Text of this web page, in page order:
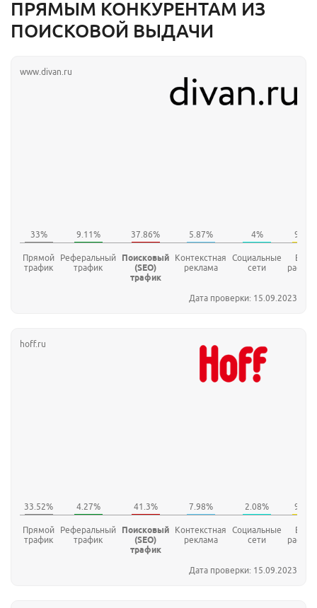
ПРЯМЫМ КОНКУРЕНТАМ ИЗ
ПОИСКОВОЙ ВЫДАЧИ
www.divan.ru
Прямой
трафик
Реферальный
трафик
Поисковый
(SEO)
трафик
Контекстная
реклама
Социальные
сети
E-
Дата проверки: 15.09.2023
hoff.ru
Прямой
трафик
Реферальный
трафик
Поисковый
(SEO)
трафик
Контекстная
реклама
Социальные
сети
E-
Дата проверки: 15.09.2023